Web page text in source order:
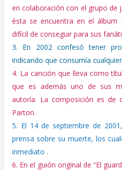
en colaboración con el grupo de
ésta se encuentra en el
difícil de conseguir para sus
3. En 2002 confesó tener
indicando que consumía
4. La canción que lleva como
que es además uno de sus
autoría. La composición es de
Parton.
5. El 14 de septiembre de
prensa sobre su muerte, los
inmediato .
6. En el guión original de “El